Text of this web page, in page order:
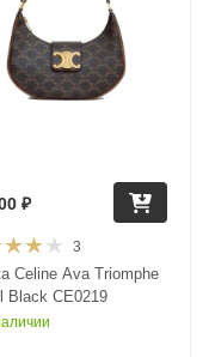
3
Celine Ava Triomphe
Black CE0219
₽